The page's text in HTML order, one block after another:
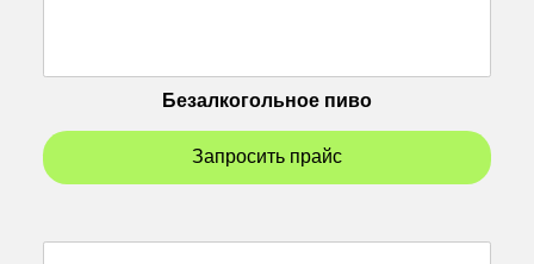
Безалкогольное пиво
Запросить прайс